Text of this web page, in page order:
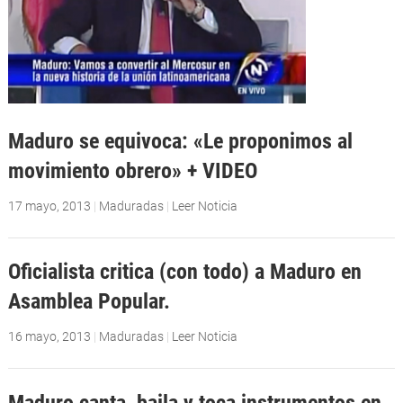
Maduro se equivoca: «Le proponimos al
movimiento obrero» + VIDEO
17 mayo, 2013 | Maduradas | Leer Noticia
Oficialista critica (con todo) a Maduro en
Asamblea Popular.
16 mayo, 2013 | Maduradas | Leer Noticia